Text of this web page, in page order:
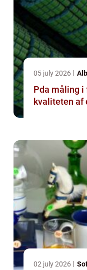
05 july 2026
Pda måling i
kvaliteten
02 july 2026